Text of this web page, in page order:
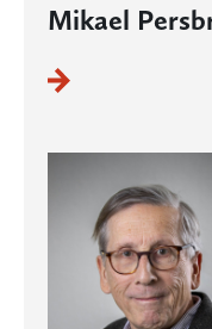
Mikael